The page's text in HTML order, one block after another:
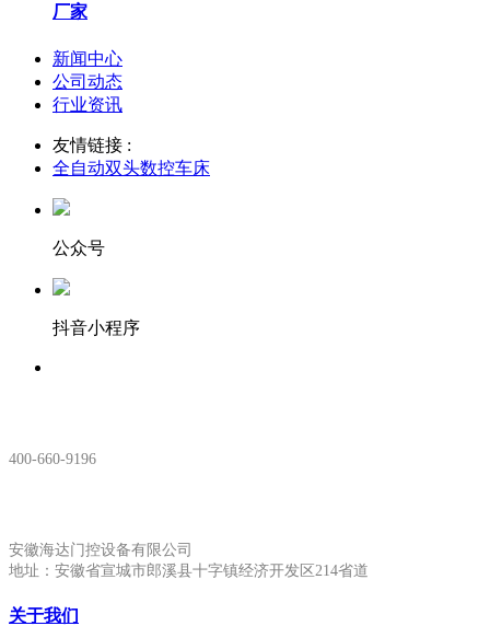
厂家
新闻中心
公司动态
行业资讯
友情链接 :
全自动双头数控车床
公众号
抖音小程序
400-660-9196
安徽海达门控设备有限公司
地址：安徽省宣城市郎溪县十字镇经济开发区214省道
关于我们